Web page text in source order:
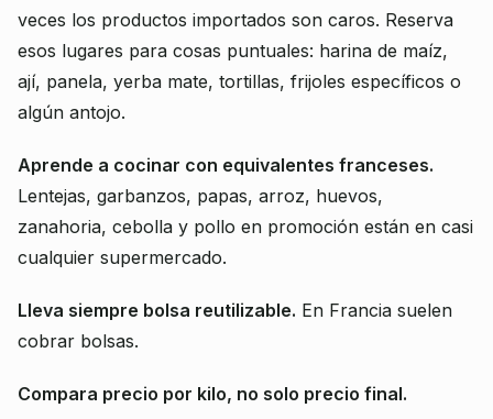
veces los productos importados son caros. Reserva
esos lugares para cosas puntuales: harina de maíz,
ají, panela, yerba mate, tortillas, frijoles específicos o
algún antojo.
Aprende a cocinar con equivalentes franceses.
Lentejas, garbanzos, papas, arroz, huevos,
zanahoria, cebolla y pollo en promoción están en casi
cualquier supermercado.
Lleva siempre bolsa reutilizable. En Francia suelen
cobrar bolsas.
Compara precio por kilo, no solo precio final.